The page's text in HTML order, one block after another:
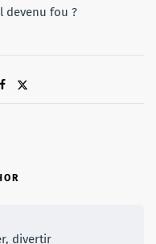
devenu fou ?
divertir